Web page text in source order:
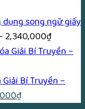
150,000₫.
song ngữ giấy
2,340,000₫Khoảng
giá:
Bí Truyền –
₫Giá